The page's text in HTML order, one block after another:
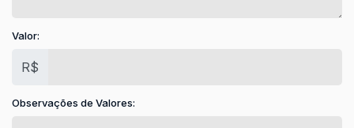
Valor:
R$
Observações de Valores: